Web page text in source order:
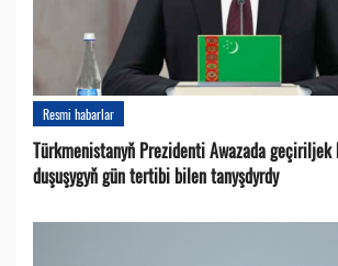
Resmi habarlar
Türkmenistanyň Prezidenti Awazada
duşuşygyň gün tertibi bilen tanyşdyrdy